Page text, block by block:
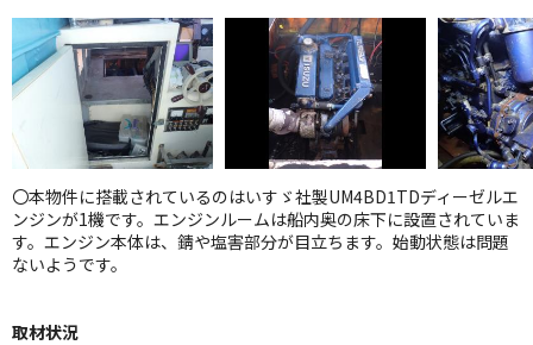
〇本物件に搭載されているのはいすゞ社製UM4BD1TDディーゼルエ
ンジンが1機です。エンジンルームは船内奥の床下に設置されていま
す。エンジン本体は、錆や塩害部分が目立ちます。始動状態は問題
ないようです。
取材状況